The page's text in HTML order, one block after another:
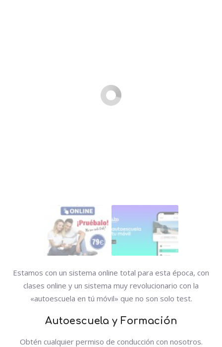
Estamos con un sistema online total para esta época, con
clases online y un sistema muy revolucionario con la
«autoescuela en tú móvil» que no son solo test.
Autoescuela y Formación
Obtén cualquier permiso de conducción con nosotros.